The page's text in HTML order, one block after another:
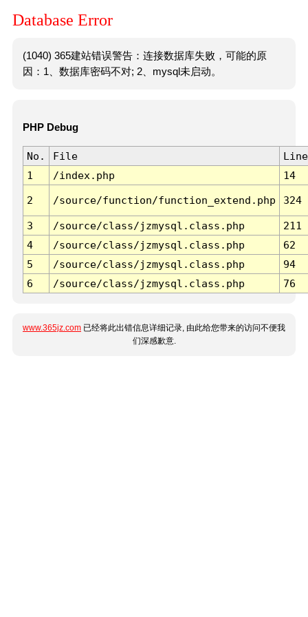
Database Error
(1040) 365建站错误警告：连接数据库失败，可能的原
因：1、数据库密码不对; 2、mysql未启动。
PHP Debug
No. File
Line
1
/index.php 14
2 /source/function/function_extend.php 324
3 /source/class/jzmysql.class.php
211
4
/source/class/jzmysql.class.php
62
5
/source/class/jzmysql.class.php
94
6
/source/class/jzmysql.class.php 76
www.365jz.com 已经将此出错信息详细记录, 由此给您带来的访问不便我
们深感歉意.